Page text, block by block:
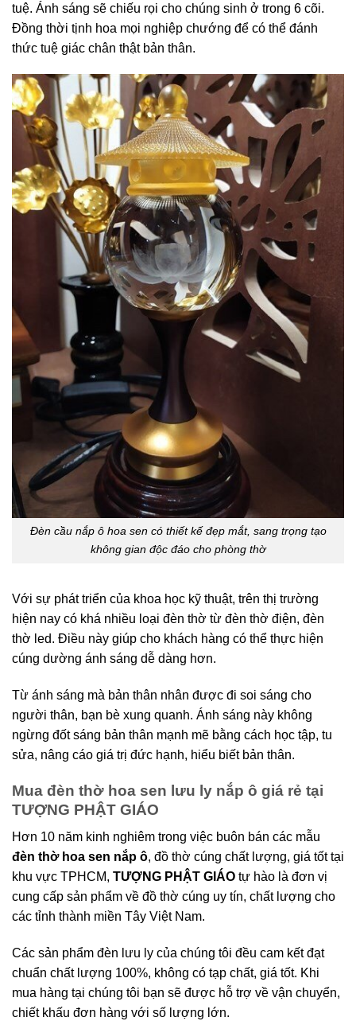
tuệ. Ánh sáng sẽ chiếu rọi cho chúng sinh ở trong 6 cõi.
Đồng thời tịnh hoa mọi nghiệp chướng để có thể đánh
thức tuệ giác chân thật bản thân.
Đèn cầu nắp ô hoa sen có thiết kế đẹp mắt, sang trọng tạo
không gian độc đáo cho phòng thờ
Với sự phát triển của khoa học kỹ thuật, trên thị trường
hiện nay có khá nhiều loại đèn thờ từ đèn thờ điện, đèn
thờ led. Điều này giúp cho khách hàng có thể thực hiện
cúng dường ánh sáng dễ dàng hơn.
Từ ánh sáng mà bản thân nhân được đi soi sáng cho
người thân, bạn bè xung quanh. Ánh sáng này không
ngừng đốt sáng bản thân mạnh mẽ bằng cách học tập, tu
sửa, nâng cáo giá trị đức hạnh, hiểu biết bản thân.
Mua đèn thờ hoa sen lưu ly nắp ô giá rẻ tại
TƯỢNG PHẬT GIÁO
Hơn 10 năm kinh nghiêm trong việc buôn bán các mẫu
đèn thờ hoa sen nắp ô, đồ thờ cúng chất lượng, giá tốt tại
khu vực TPHCM, TƯỢNG PHẬT GIÁO tự hào là đơn vị
cung cấp sản phẩm về đồ thờ cúng uy tín, chất lượng cho
các tỉnh thành miền Tây Việt Nam.
Các sản phẩm đèn lưu ly của chúng tôi đều cam kết đạt
chuẩn chất lượng 100%, không có tạp chất, giá tốt. Khi
mua hàng tại chúng tôi bạn sẽ được hỗ trợ về vận chuyển,
chiết khấu đơn hàng với số lượng lớn.